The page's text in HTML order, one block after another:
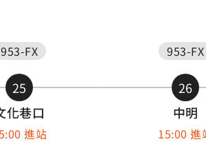
953-FX
25
化巷口
進站
953-FX
26
中明
15:00 進